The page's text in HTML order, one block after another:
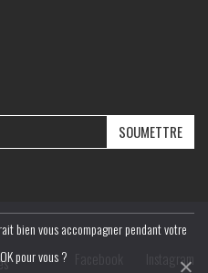
Instagram
bien vous accompagner pendant votre
pour vous ?